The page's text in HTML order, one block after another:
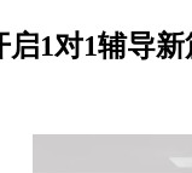
1对1辅导